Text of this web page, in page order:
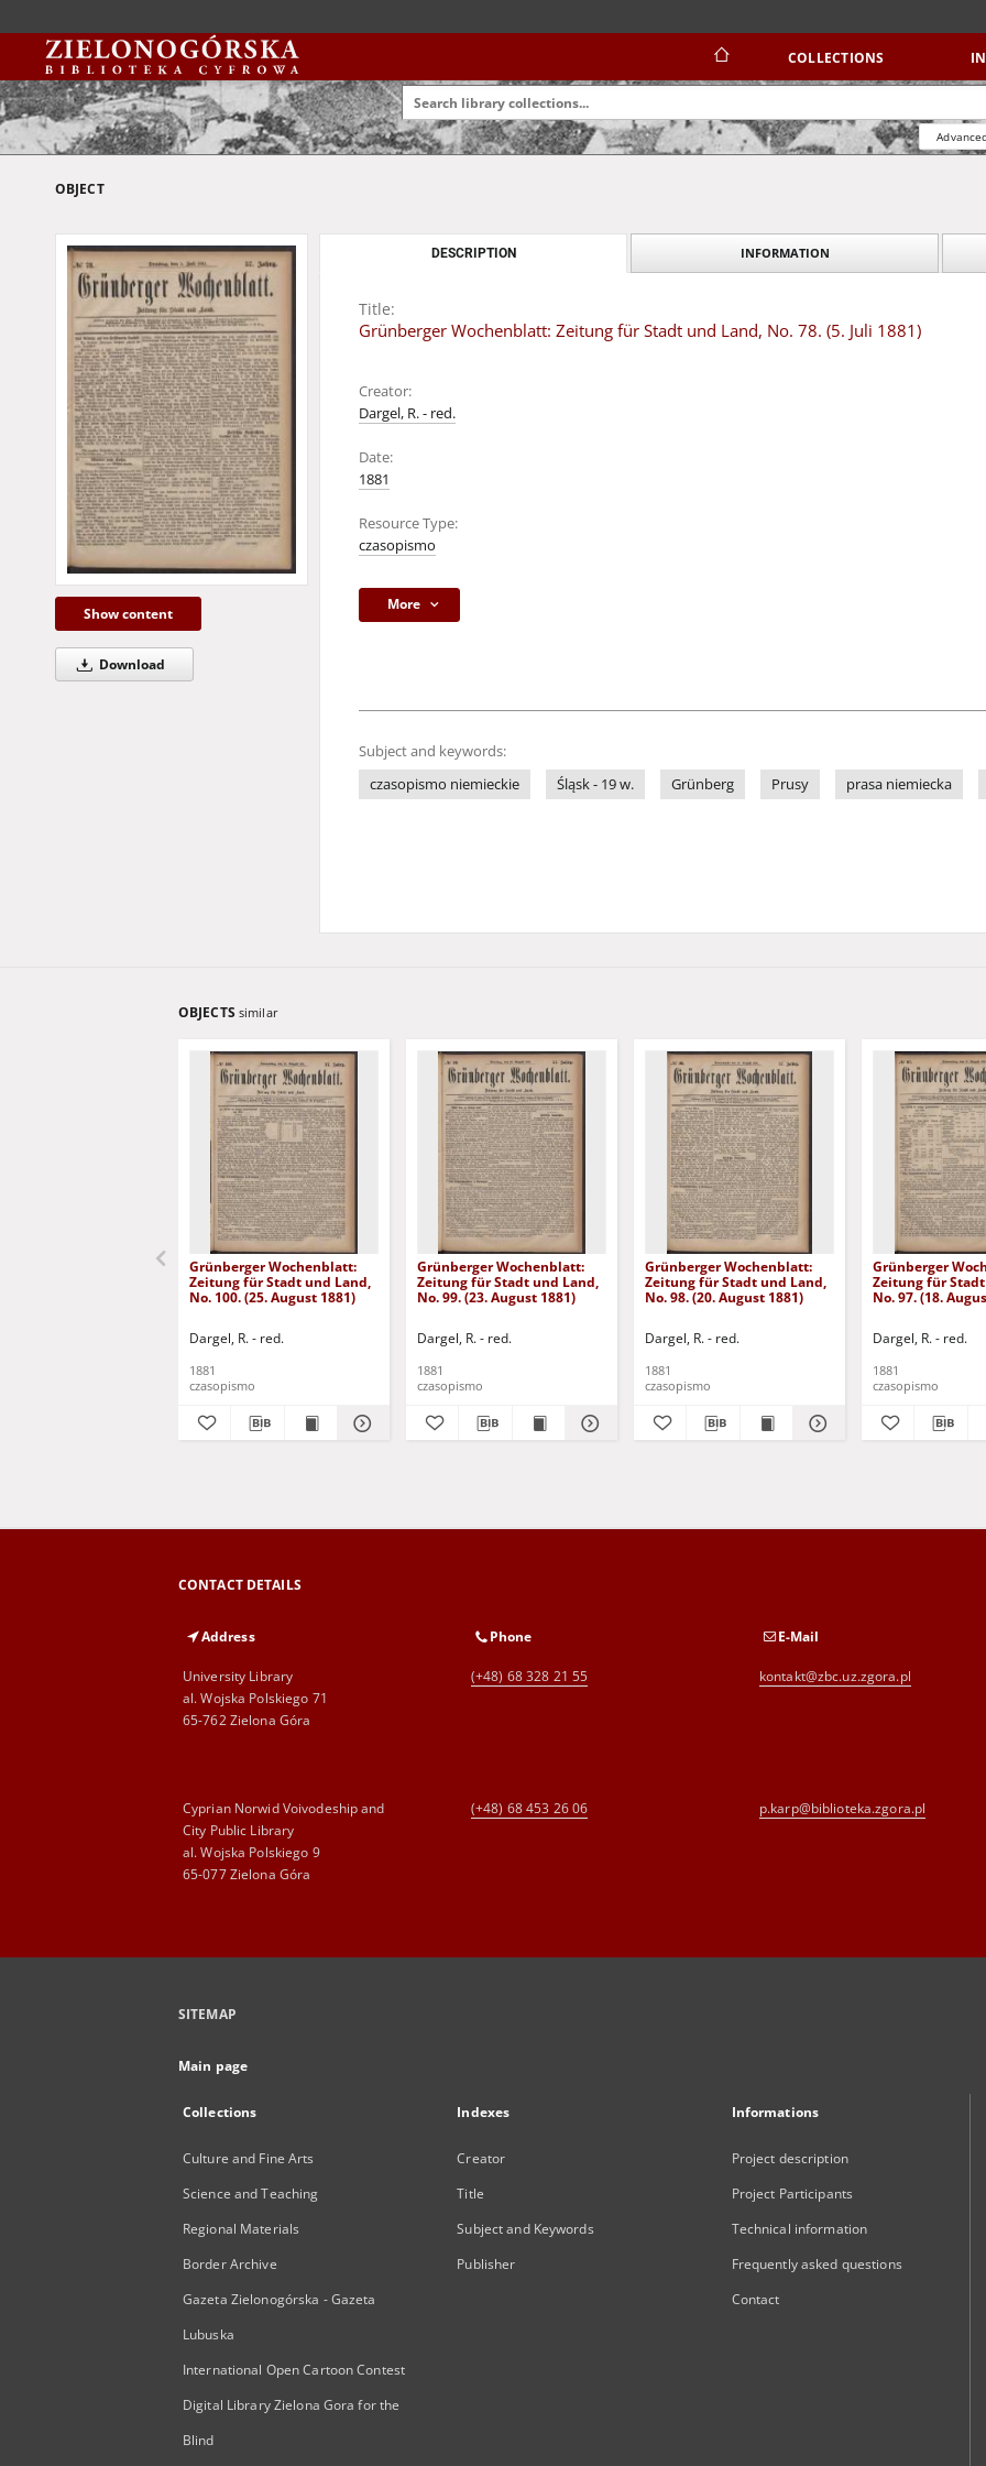
COLLECTIONS
OBJECT
Show content
Download
DESCRIPTION INFORMATION
Title:
Grünberger Wochenblatt: Zeitung für Stadt und Land, No. 78. (5. Juli 1881)
Creator:
Dargel, R. - red.
Date:
1881
Resource Type:
czasopismo
More
Subject and keywords:
czasopismo niemieckie
Śląsk - 19 w. Grünberg Prusy prasa niemiecka
OBJECTS similar
Grünberger Wochenblatt:
Zeitung für Stadt und Land,
No. 100. (25. August 1881)
Dargel, R. - red.
1881
czasopismo
Grünberger Wochenblatt:
Zeitung für Stadt und Land,
No. 99. (23. August 1881)
Dargel, R. - red.
1881
czasopismo
Grünberger Wochenblatt:
Zeitung für Stadt und Land,
No. 98. (20. August 1881)
Dargel, R. - red.
1881
czasopismo
Grünberger
Zeitung für
No. 97. (18.
Dargel, R. - red.
1881
czasopismo
CONTACT DETAILS
Address
University Library
al. Wojska Polskiego 71
65-762 Zielona Góra
Phone
(+48) 68 328 21 55
E-Mail
kontakt@zbc.uz.zgora.pl
Cyprian Norwid Voivodeship and
City Public Library
al. Wojska Polskiego 9
65-077 Zielona Góra
(+48) 68 453 26 06 p.karp@biblioteka.zgora.pl
SITEMAP
Main page
Collections
Culture and Fine Arts
Science and Teaching
Regional Materials
Border Archive
Gazeta Zielonogórska - Gazeta
Lubuska
International Open Cartoon Contest
Digital Library Zielona Gora for the
Blind
Indexes
Creator
Title
Subject and Keywords
Publisher
Informations
Project description
Project Participants
Technical information
Frequently asked questions
Contact